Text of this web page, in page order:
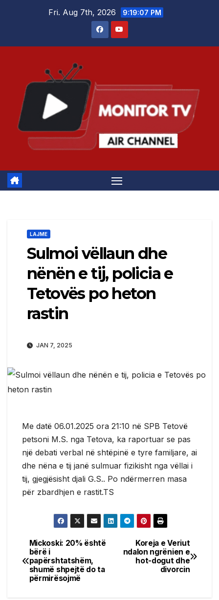
Fri. Aug 7th, 2026 9:19:08 PM
LAJME
Sulmoi vëllaun dhe
nënën e tij, policia e
Tetovës po heton
rastin
JAN 7, 2025
Me datë 06.01.2025 ora 21:10 në SPB Tetovë
petsoni M.S. nga Tetova, ka raportuar se pas
një debati verbal në shtëpinë e tyre familjare, ai
dhe nëna e tij janë sulmuar fizikisht nga vëllai i
tij, gjegjësisht djali G.S.. Po ndërmerren masa
për zbardhjen e rastit.TS
Post
navigation
Koreja e Veriut
ndalon ngrënien e
hot-dogut dhe
divorcin
Mickoski: 20% është
bërë i
papërshtatshëm,
shumë shpejtë do ta
përmirësojmë